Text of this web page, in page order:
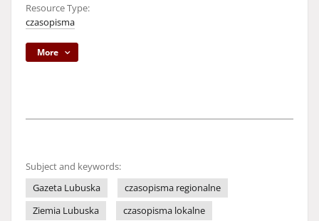
Resource Type:
czasopisma
More
Subject and keywords:
Gazeta Lubuska
czasopisma regionalne
Ziemia Lubuska
czasopisma lokalne